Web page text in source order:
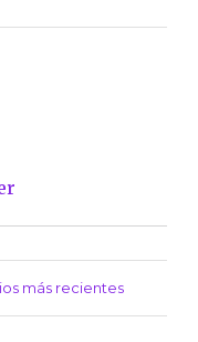
más recientes